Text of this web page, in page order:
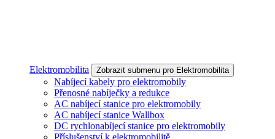
Elektromobilita Zobrazit submenu pro Elektromobilita
Nabíjecí kabely pro elektromobily
Přenosné nabíječky a redukce
AC nabíjecí stanice pro elektromobily
AC nabíjecí stanice Wallbox
DC rychlonabíjecí stanice pro elektromobily
Příslušenství k elektromobilitě